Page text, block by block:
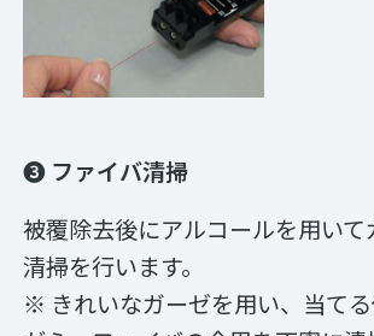
❸ ファイバ清掃
被覆除去後にアルコールを用い
清掃を行います。
※ きれいなガーゼを用い、当て